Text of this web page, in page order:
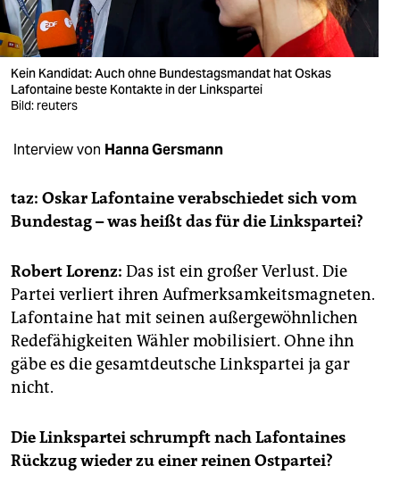
wahrheit
verlag
verlag
shop
fragen & hilfe
unterstützen
abo
genossenschaft
epaper login
Kein Kandidat: Auch ohne Bundestagsmandat hat Oskas
Lafontaine beste Kontakte in der Linkspartei
Bild: reuters
Interview von Hanna Gersmann
taz: Oskar Lafontaine verabschiedet sich vom
Bundestag – was heißt das für die Linkspartei?
Robert Lorenz: Das ist ein großer Verlust. Die
Partei verliert ihren Aufmerksamkeitsmagneten.
Lafontaine hat mit seinen außergewöhnlichen
Redefähigkeiten Wähler mobilisiert. Ohne ihn
gäbe es die gesamtdeutsche Linkspartei ja gar
nicht.
Die Linkspartei schrumpft nach Lafontaines
Rückzug wieder zu einer reinen Ostpartei?